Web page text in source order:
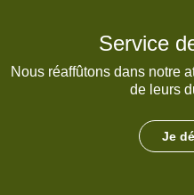
Service
Nous réaffûtons dans notre
de leurs
Je